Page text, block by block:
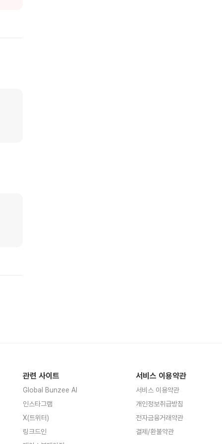
관련 사이트
Global Bunzee AI
인스타그램
X(트위터)
링크드인
서비스 이용약관
서비스 이용약관
개인정보취급방침
전자금융거래약관
결제/환불약관